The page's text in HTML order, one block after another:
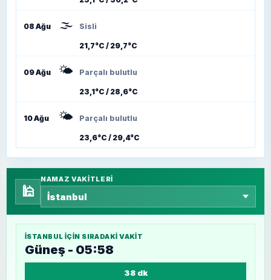
08 Ağu 🌫️ Sisli
21,7°C / 29,7°C
09 Ağu 🌤️ Parçalı bulutlu
23,1°C / 28,6°C
10 Ağu 🌤️ Parçalı bulutlu
23,6°C / 29,4°C
🕌
NAMAZ VAKITLERI
İSTANBUL IÇIN SIRADAKI VAKIT
Güneş - 05:58
38 dk